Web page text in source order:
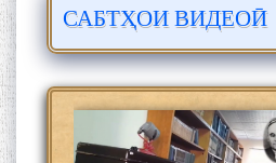
САБТҲОИ ВИДЕОӢ
Сайре дар Осорхона
Муҳаммадҷон Раҳимӣ